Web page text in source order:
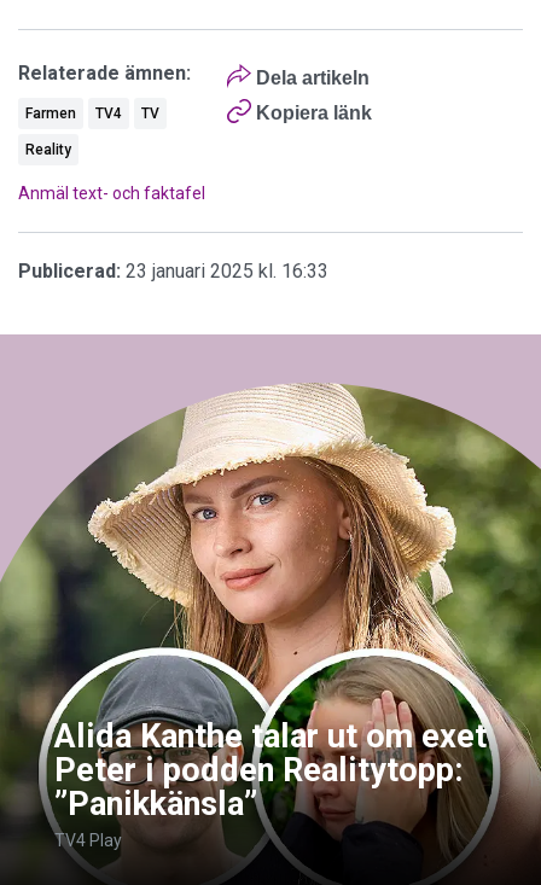
Dela artikeln
Kopiera länk
Relaterade ämnen:
Farmen TV4 TV
Reality
Anmäl text- och faktafel
Publicerad: 23 januari 2025 kl. 16:33
Alida Kanthe talar ut om exet
Peter i podden Realitytopp:
”Panikkänsla”
TV4 Play